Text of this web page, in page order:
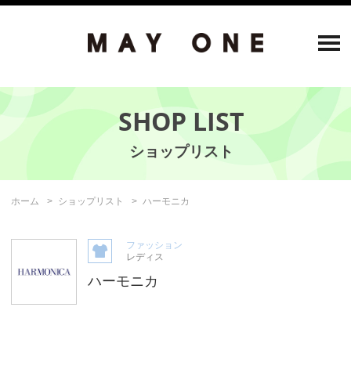
SHOP LIST
ホーム ショップリスト ハーモニカ
ファッション
レディス
ハーモニカ